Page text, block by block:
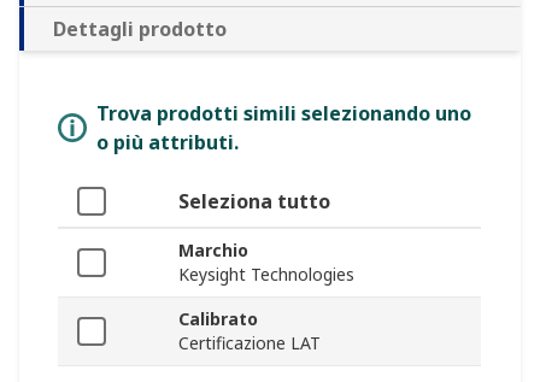
Dettagli prodotto
Trova prodotti simili selezionando uno
o più attributi.
Seleziona tutto
Marchio
Keysight Technologies
Calibrato
Certificazione LAT